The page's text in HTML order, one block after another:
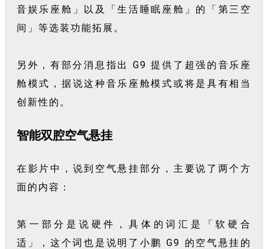
音娱乐座舱」以及「生活睡眠座舱」的「第三空
间」等选装功能拓展。
另外，有部分消息指出 G9 提供了超强的音乐座
舱模式，据说这种音乐座舱模式或将是具有相当
创新性的。
智能双腔空气悬挂
在影片中，说到空气悬挂部分，主要说了两个方
面的内容：
第一部分是说硬件，具体的词汇是「软硬合
适」，这个词也是说明了小鹏 G9 的空气悬挂的